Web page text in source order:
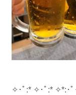
✧･ﾟ:* ✧･ﾟ:* ✧*:･